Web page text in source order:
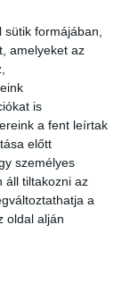
formájában,
amelyeket az
is
a fent leírtak
előtt
személyes
áll tiltakozni az
a
oldal alján
– írja a
az átlagos
Shadow AI a
szerezhetik
Digital Center 2026.
A munkavállalók
munkában, ám
szervezetnél
világos
különösen ott